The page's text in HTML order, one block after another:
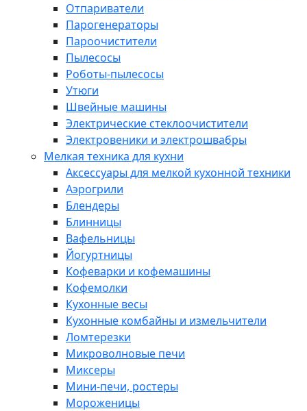
Отпариватели
Парогенераторы
Пароочистители
Пылесосы
Роботы-пылесосы
Утюги
Швейные машины
Электрические стеклоочистители
Электровеники и электрошвабры
Мелкая техника для кухни
Аксессуары для мелкой кухонной техники
Аэрогрили
Блендеры
Блинницы
Вафельницы
Йогуртницы
Кофеварки и кофемашины
Кофемолки
Кухонные весы
Кухонные комбайны и измельчители
Ломтерезки
Микроволновые печи
Миксеры
Мини-печи, ростеры
Мороженицы